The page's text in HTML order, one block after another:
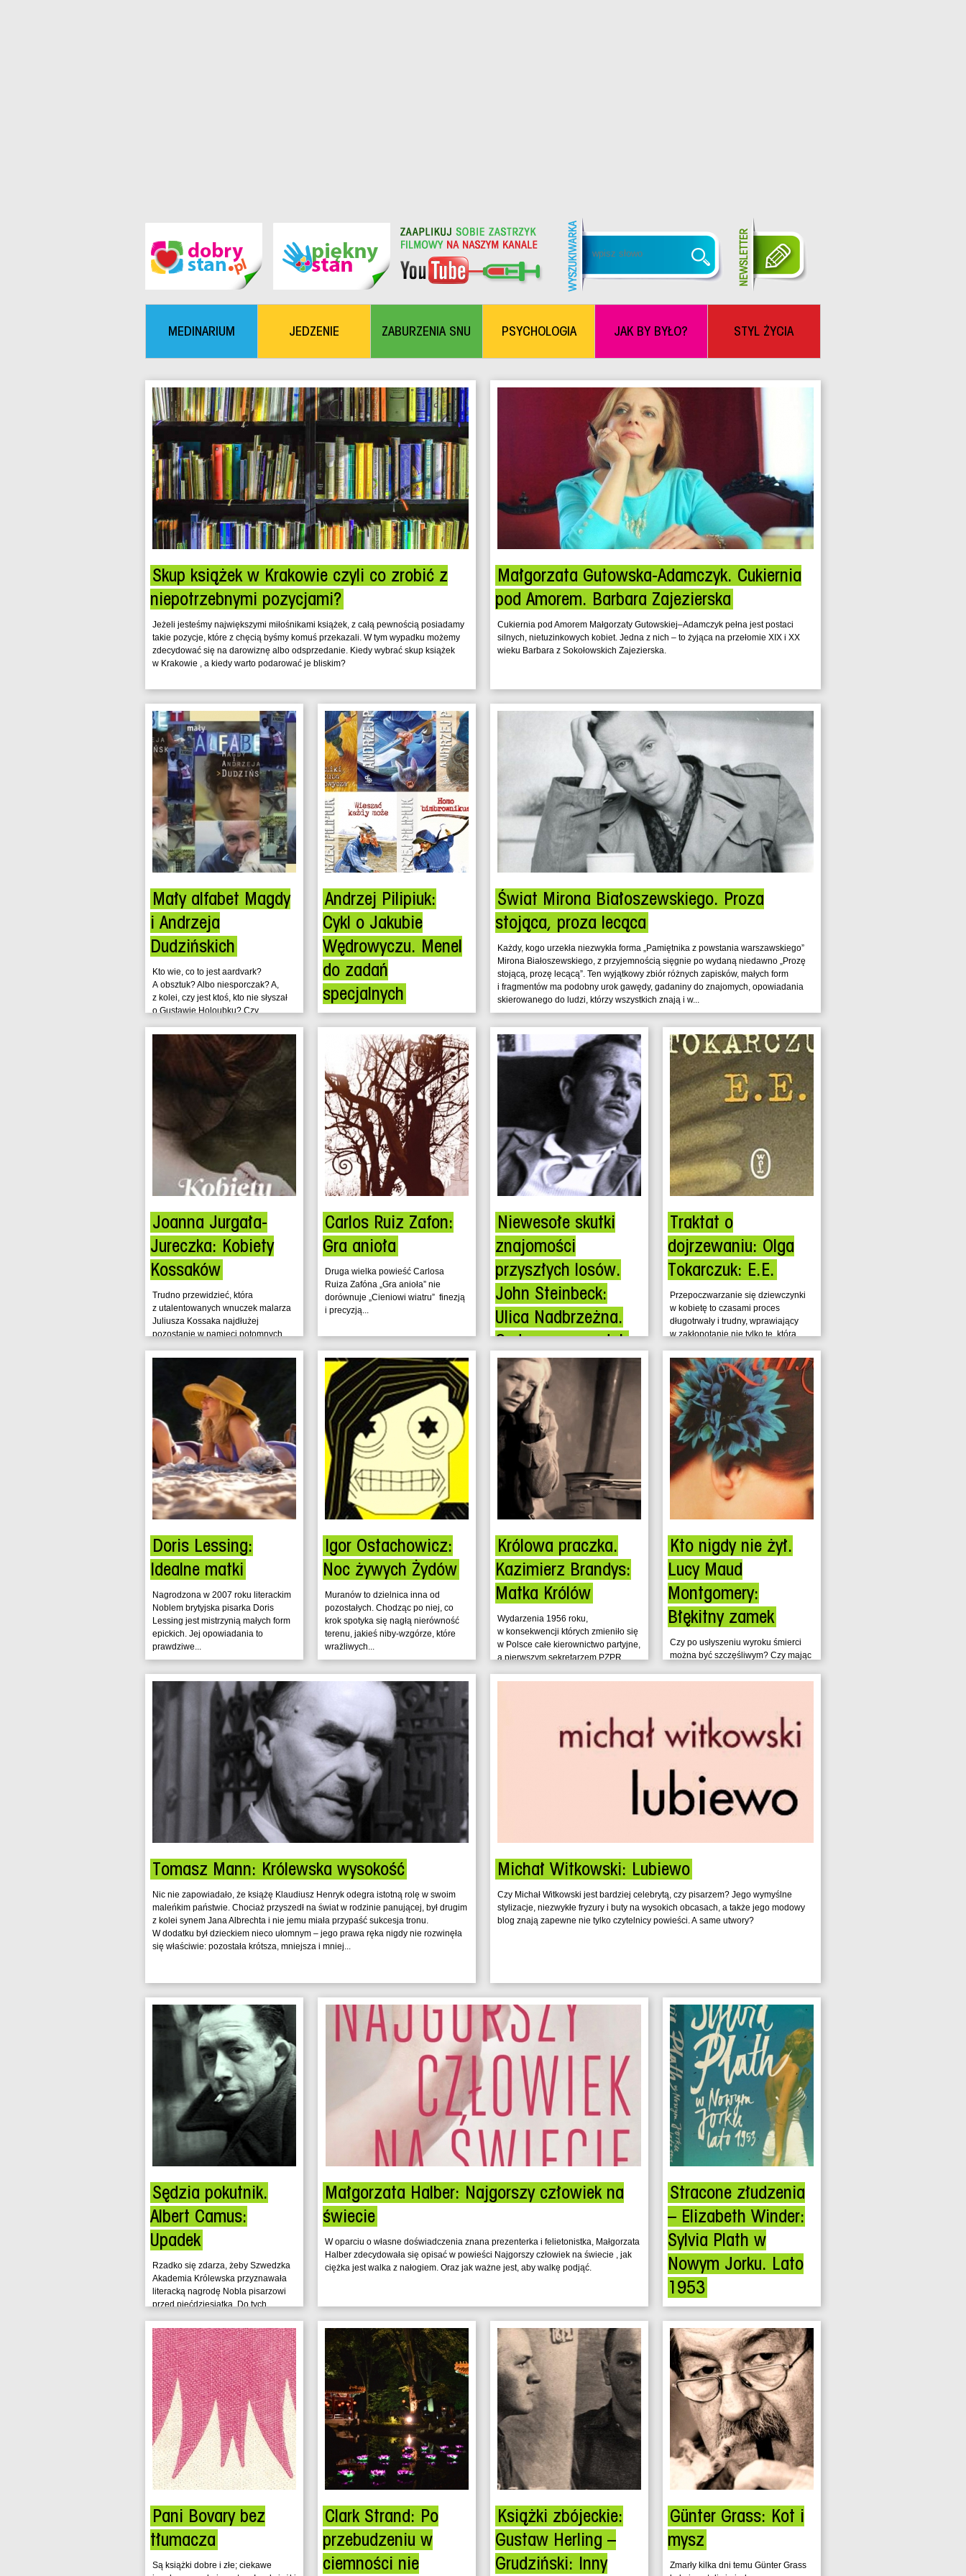
MEDINARIUM JEDZENIE ZABURZENIA SNU PSYCHOLOGIA JAK BY BYŁO? STYL ŻYCIA
Skup książek w Krakowie czyli co zrobić z
niepotrzebnymi pozycjami?
Jeżeli jesteśmy największymi miłośnikami książek, z całą pewnością posiadamy
takie pozycje, które z chęcią byśmy komuś przekazali. W tym wypadku możemy
zdecydować się na darowiznę albo odsprzedanie. Kiedy wybrać skup książek
w Krakowie , a kiedy warto podarować je bliskim?
Małgorzata Gutowska-Adamczyk. Cukiernia
pod Amorem. Barbara Zajezierska
Cukiernia pod Amorem Małgorzaty Gutowskiej–Adamczyk pełna jest postaci
silnych, nietuzinkowych kobiet. Jedna z nich – to żyjąca na przełomie XIX i XX
wieku Barbara z Sokołowskich Zajezierska.
Mały alfabet Magdy
i Andrzeja
Dudzińskich
Kto wie, co to jest aardvark?
A obsztuk? Albo niesporczak? A,
z kolei, czy jest ktoś, kto nie słyszał
o Gustawie Holoubku? Czy...
Andrzej Pilipiuk:
Cykl o Jakubie
Wędrowyczu. Menel
do zadań
specjalnych
współczesnej polskiej wsi? Cóż,
myliłby się ten, kto odpowiedziałby,
że bieda czy wyludnienie,
spowodowane...
Świat Mirona Białoszewskiego. Proza
stojąca, proza lecąca
Każdy, kogo urzekła niezwykła forma „Pamiętnika z powstania warszawskiego”
Mirona Białoszewskiego, z przyjemnością sięgnie po wydaną niedawno „Prozę
stojącą, prozę lecącą”. Ten wyjątkowy zbiór różnych zapisków, małych form
i fragmentów ma podobny urok gawędy, gadaniny do znajomych, opowiadania
skierowanego do ludzi, którzy wszystkich znają i w...
Joanna Jurgała-
Jureczka: Kobiety
Kossaków
Trudno przewidzieć, która
z utalentowanych wnuczek malarza
Juliusza Kossaka najdłużej
pozostanie w pamięci potomnych.
Carlos Ruiz Zafon:
Gra anioła
Druga wielka powieść Carlosa
Ruiza Zafóna „Gra anioła” nie
dorównuje „Cieniowi wiatru” finezją
i precyzją...
Niewesołe skutki
znajomości
przyszłych losów.
John Steinbeck:
Ulica Nadbrzeżna.
Cudowny czwartek
Czy warto znać swoją przyszłość?
Historie Edypa i Makbeta pokazują,
że niekoniecznie. Wszystkie
tragedie, których byli sprawcami,
bądź te,...
Traktat o
dojrzewaniu: Olga
Tokarczuk: E.E.
Przepoczwarzanie się dziewczynki
w kobietę to czasami proces
długotrwały i trudny, wprawiający
w zakłopotanie nie tylko tę, którą...
Doris Lessing:
Idealne matki
Nagrodzona w 2007 roku literackim
Noblem brytyjska pisarka Doris
Lessing jest mistrzynią małych form
epickich. Jej opowiadania to
prawdziwe...
Igor Ostachowicz:
Noc żywych Żydów
Muranów to dzielnica inna od
pozostałych. Chodząc po niej, co
krok spotyka się nagłą nierówność
terenu, jakieś niby-wzgórze, które
wrażliwych...
Królowa praczka.
Kazimierz Brandys:
Matka Królów
Wydarzenia 1956 roku,
w konsekwencji których zmieniło się
w Polsce całe kierownictwo partyjne,
a pierwszym sekretarzem PZPR
Kto nigdy nie żył.
Lucy Maud
Montgomery:
Błękitny zamek
Czy po usłyszeniu wyroku śmierci
można być szczęśliwym? Czy mając
można jeszcze cieszyć się pełnią
Tomasz Mann: Królewska wysokość
Nic nie zapowiadało, że książę Klaudiusz Henryk odegra istotną rolę w swoim
maleńkim państwie. Chociaż przyszedł na świat w rodzinie panującej, był drugim
z kolei synem Jana Albrechta i nie jemu miała przypaść sukcesja tronu.
W dodatku był dzieckiem nieco ułomnym – jego prawa ręka nigdy nie rozwinęła
się właściwie: pozostała krótsza, mniejsza i mniej...
Michał Witkowski: Lubiewo
Czy Michał Witkowski jest bardziej celebrytą, czy pisarzem? Jego wymyślne
stylizacje, niezwykłe fryzury i buty na wysokich obcasach, a także jego modowy
blog znają zapewne nie tylko czytelnicy powieści. A same utwory?
Sędzia pokutnik.
Albert Camus:
Upadek
Rzadko się zdarza, żeby Szwedzka
Akademia Królewska przyznawała
literacką nagrodę Nobla pisarzowi
przed pięćdziesiątką. Do tych
Małgorzata Halber: Najgorszy człowiek na
świecie
W oparciu o własne doświadczenia znana prezenterka i felietonistka, Małgorzata
Halber zdecydowała się opisać w powieści Najgorszy człowiek na świecie , jak
ciężka jest walka z nałogiem. Oraz jak ważne jest, aby walkę podjąć.
Stracone złudzenia
– Elizabeth Winder:
Sylvia Plath w
Nowym Jorku. Lato
1953
zimna wojna pomiędzy Stanami
Zjednoczonymi a Związkiem
Radzieckim. Jej ofiarami pada
małżeństwo Julesa...
Pani Bovary bez
tłumacza
Są książki dobre i złe; ciekawe
Clark Strand: Po
przebudzeniu w
ciemności nie
Książki zbójeckie:
Gustaw Herling –
Grudziński: Inny
Günter Grass: Kot i
mysz
Zmarły kilka dni temu Günter Grass